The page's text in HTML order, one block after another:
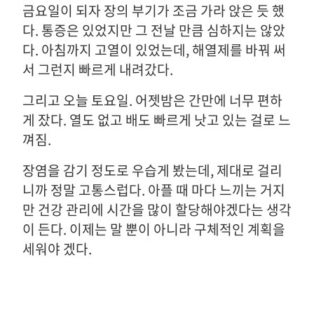
금요일이 되자 장의 부기가 조금 가라 앉은 듯 했
다. 통증은 있었지만 그 전날 만큼 심하지는 않았
다. 아침까지 고열이 있었는데, 해열제를 바꿔 써
서 그런지 빠르게 내려갔다.
그리고 오늘 토요일. 어젯밤은 간만에 너무 편하
게 잤다. 열도 없고 배도 빠르게 낫고 있는 걸로 느
껴짐.
장염을 감기 정도로 우습게 봤는데, 제대로 걸리
니까 정말 고통스럽다. 아플 때 마다 느끼는 거지
만 건강 관리에 시간을 많이 할당해야겠다는 생각
이 든다. 이제는 말 뿐이 아니라 구체적인 계획을
세워야 겠다.